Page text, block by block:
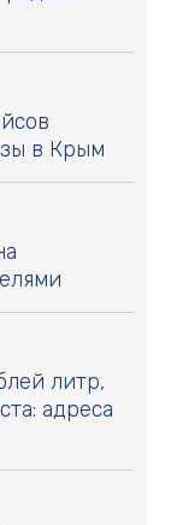
в Крым
литр,
адреса